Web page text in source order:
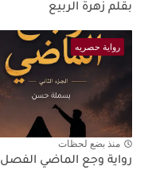
بقلم زهرة الربيع
رواية حصريه
منذ بضع لحظات
رواية وجع الماضي الفصل